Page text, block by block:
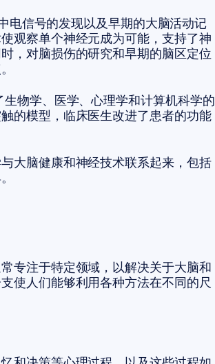
电信号的发现以及早期的大脑活动记
观察单个神经元成为可能，支持了神
，对脑损伤的研究和早期的脑区定位
物学、医学、心理学和计算机科学的
的模型，临床医生改进了患者的功能
大脑健康和神经技术联系起来，包括
专注于特定领域，以解决关于大脑和
使人们能够利用各种方法在不同的尺